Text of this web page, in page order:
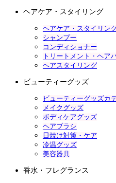
ヘアケア・スタイリング
ヘアケア・スタイリン
シャンプー
コンディショナー
トリートメント・ヘア
ヘアスタイリング
ビューティーグッズ
ビューティーグッズカ
メイクグッズ
ボディケアグッズ
ヘアブラシ
日焼け対策・ケア
冷温グッズ
美容器具
香水・フレグランス